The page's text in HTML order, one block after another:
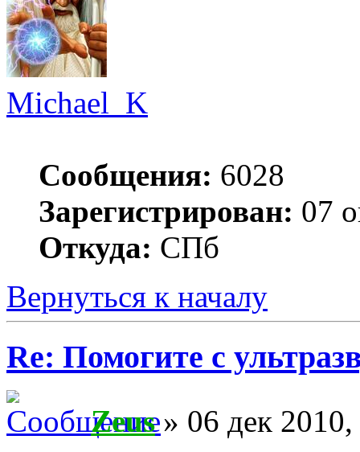
Michael_K
Сообщения: 6028
Зарегистрирован: 07
Откуда: СПб
Вернуться к началу
Re: Помогите с
Zeus» 06 дек